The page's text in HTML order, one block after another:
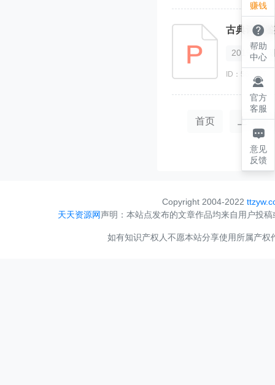
古典诗歌
2019
ID：566707
首页 上一页
Copyright 2004-2022
天天资源网声明：本站点发布的文章作品均来自用户投
如有知识产权人不愿本站分享使用所属产
赚钱

帮助
中心

官方
客服

意见
反馈